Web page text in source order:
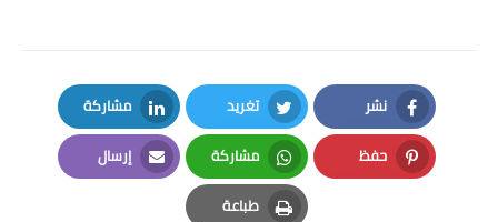
نشر
Facebook
تغريد
Twitter
مشاركة
LinkedIn
حفظ
Pinterest
مشاركة
Whatsapp
إرسال
Email
طباعة